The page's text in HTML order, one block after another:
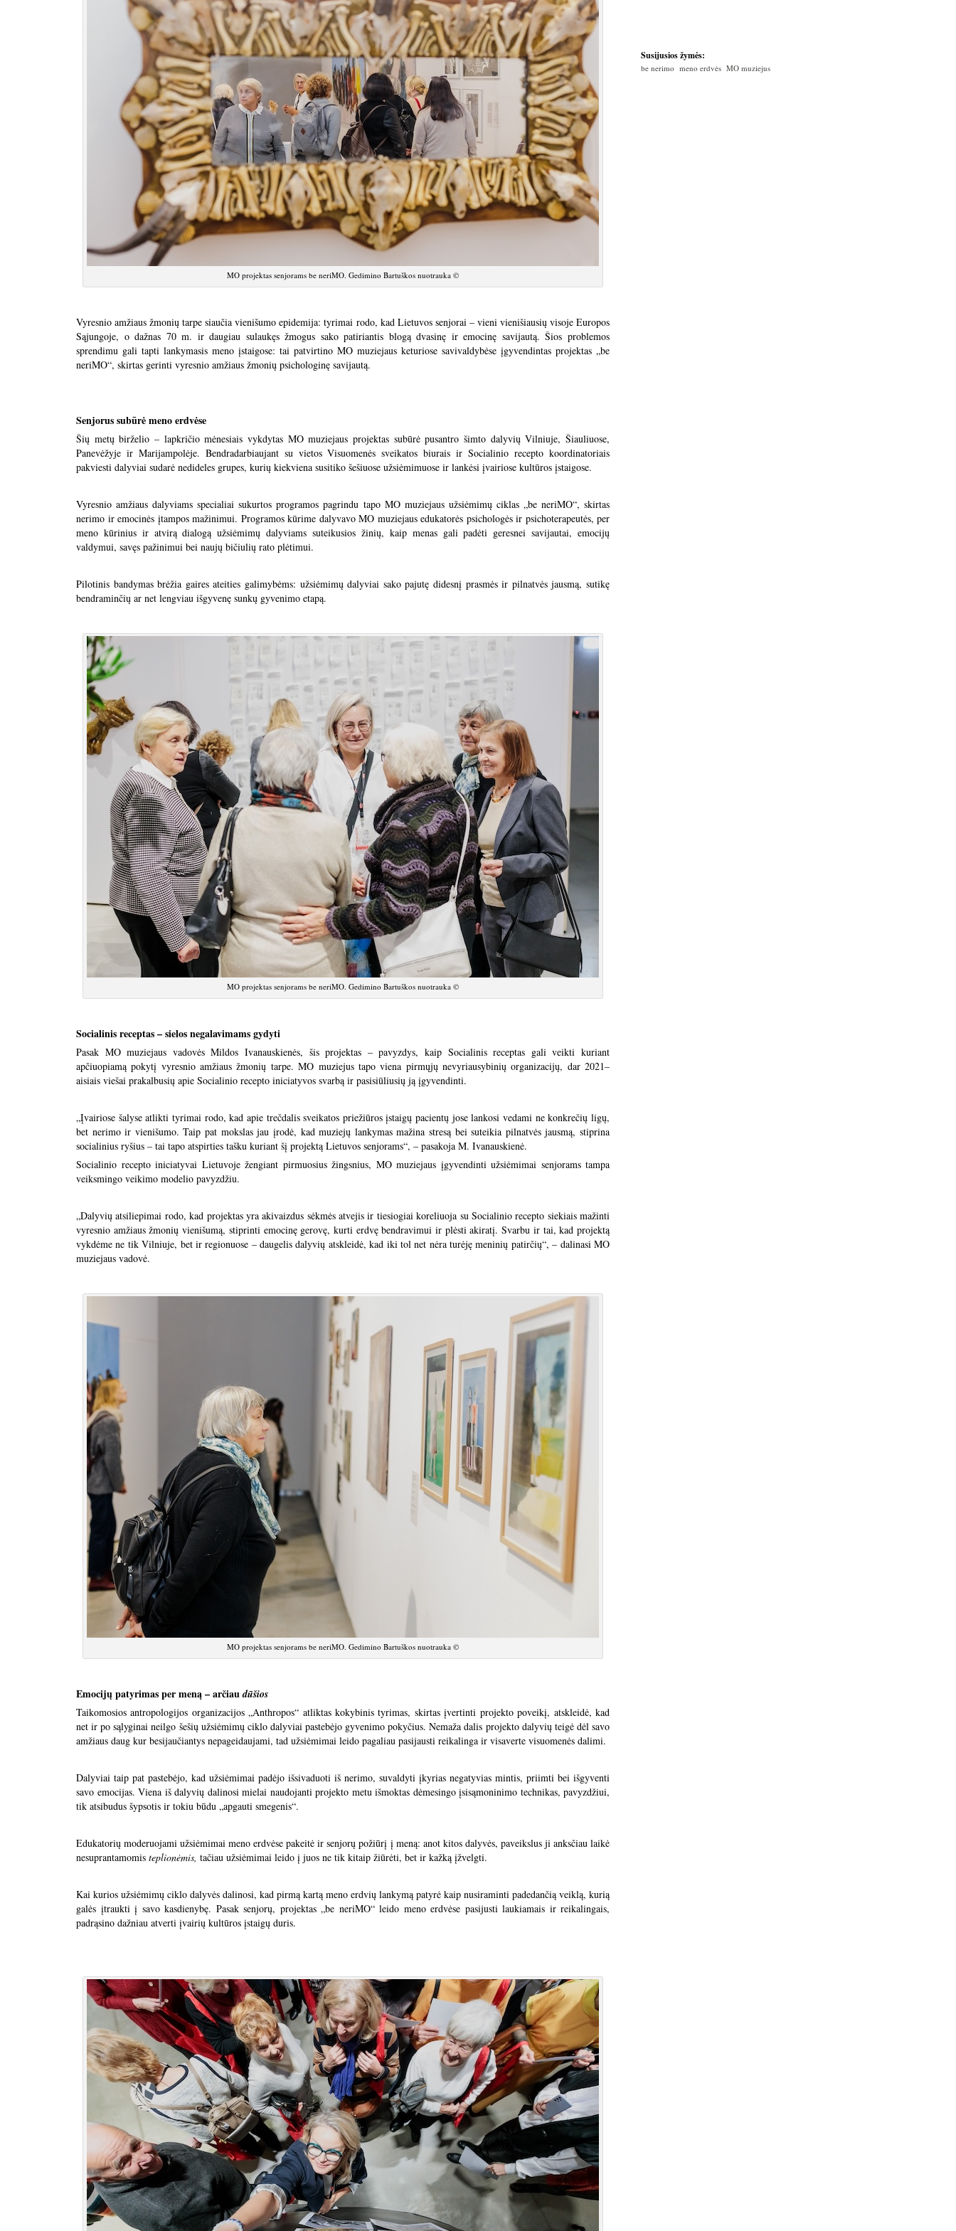
MO projektas senjorams be neriMO. Gedimino Bartuškos nuotrauka ©
Vyresnio amžiaus žmonių tarpe siaučia vienišumo epidemija: tyrimai rodo, kad Lietuvos senjorai – vieni vienišiausių visoje Europos
Sąjungoje, o dažnas 70 m. ir daugiau sulaukęs žmogus sako patiriantis blogą dvasinę ir emocinę savijautą. Šios problemos
sprendimu gali tapti lankymasis meno įstaigose: tai patvirtino MO muziejaus keturiose savivaldybėse įgyvendintas projektas „be
neriMO“, skirtas gerinti vyresnio amžiaus žmonių psichologinę savijautą.
Senjorus subūrė meno erdvėse
Šių metų birželio – lapkričio mėnesiais vykdytas MO muziejaus projektas subūrė pusantro šimto dalyvių Vilniuje, Šiauliuose,
Panevėžyje ir Marijampolėje. Bendradarbiaujant su vietos Visuomenės sveikatos biurais ir Socialinio recepto koordinatoriais
pakviesti dalyviai sudarė nedideles grupes, kurių kiekviena susitiko šešiuose užsiėmimuose ir lankėsi įvairiose kultūros įstaigose.
Vyresnio amžiaus dalyviams specialiai sukurtos programos pagrindu tapo MO muziejaus užsiėmimų ciklas „be neriMO“, skirtas
nerimo ir emocinės įtampos mažinimui. Programos kūrime dalyvavo MO muziejaus edukatorės psichologės ir psichoterapeutės, per
meno kūrinius ir atvirą dialogą užsiėmimų dalyviams suteikusios žinių, kaip menas gali padėti geresnei savijautai, emocijų
valdymui, savęs pažinimui bei naujų bičiulių rato plėtimui.
Pilotinis bandymas brėžia gaires ateities galimybėms: užsiėmimų dalyviai sako pajutę didesnį prasmės ir pilnatvės jausmą, sutikę
bendraminčių ar net lengviau išgyvenę sunkų gyvenimo etapą.
MO projektas senjorams be neriMO. Gedimino Bartuškos nuotrauka ©
Socialinis receptas – sielos negalavimams gydyti
Pasak MO muziejaus vadovės Mildos Ivanauskienės, šis projektas – pavyzdys, kaip Socialinis receptas gali veikti kuriant
apčiuopiamą pokytį vyresnio amžiaus žmonių tarpe. MO muziejus tapo viena pirmųjų nevyriausybinių organizacijų, dar 2021–
aisiais viešai prakalbusių apie Socialinio recepto iniciatyvos svarbą ir pasisiūliusių ją įgyvendinti.
„Įvairiose šalyse atlikti tyrimai rodo, kad apie trečdalis sveikatos priežiūros įstaigų pacientų jose lankosi vedami ne konkrečių ligų,
bet nerimo ir vienišumo. Taip pat mokslas jau įrodė, kad muziejų lankymas mažina stresą bei suteikia pilnatvės jausmą, stiprina
socialinius ryšius – tai tapo atspirties tašku kuriant šį projektą Lietuvos senjorams“, – pasakoja M. Ivanauskienė.
Socialinio recepto iniciatyvai Lietuvoje žengiant pirmuosius žingsnius, MO muziejaus įgyvendinti užsiėmimai senjorams tampa
veiksmingo veikimo modelio pavyzdžiu.
„Dalyvių atsiliepimai rodo, kad projektas yra akivaizdus sėkmės atvejis ir tiesiogiai koreliuoja su Socialinio recepto siekiais mažinti
vyresnio amžiaus žmonių vienišumą, stiprinti emocinę gerovę, kurti erdvę bendravimui ir plėsti akiratį. Svarbu ir tai, kad projektą
vykdėme ne tik Vilniuje, bet ir regionuose – daugelis dalyvių atskleidė, kad iki tol net nėra turėję meninių patirčių“, – dalinasi MO
muziejaus vadovė.
MO projektas senjorams be neriMO. Gedimino Bartuškos nuotrauka ©
Emocijų patyrimas per meną – arčiaudūšios
Taikomosios antropologijos organizacijos „Anthropos“ atliktas kokybinis tyrimas, skirtas įvertinti projekto poveikį, atskleidė, kad
net ir po sąlyginai neilgo šešių užsiėmimų ciklo dalyviai pastebėjo gyvenimo pokyčius. Nemaža dalis projekto dalyvių teigė dėl savo
amžiaus daug kur besijaučiantys nepageidaujami, tad užsiėmimai leido pagaliau pasijausti reikalinga ir visaverte visuomenės dalimi.
Dalyviai taip pat pastebėjo, kad užsiėmimai padėjo išsivaduoti iš nerimo, suvaldyti įkyrias negatyvias mintis, priimti bei išgyventi
savo emocijas. Viena iš dalyvių dalinosi mielai naudojanti projekto metu išmoktas dėmesingo įsisąmoninimo technikas, pavyzdžiui,
tik atsibudus šypsotis ir tokiu būdu „apgauti smegenis“.
Edukatorių moderuojami užsiėmimai meno erdvėse pakeitė ir senjorų požiūrį į meną: anot kitos dalyvės, paveikslus ji anksčiau laikė
nesuprantamomis teplionėmis, tačiau užsiėmimai leido į juos ne tik kitaip žiūrėti, bet ir kažką įžvelgti.
Kai kurios užsiėmimų ciklo dalyvės dalinosi, kad pirmą kartą meno erdvių lankymą patyrė kaip nusiraminti padedančią veiklą, kurią
galės įtraukti į savo kasdienybę. Pasak senjorų, projektas „be neriMO“ leido meno erdvėse pasijusti laukiamais ir reikalingais,
padrąsino dažniau atverti įvairių kultūros įstaigų duris.
Susijusios žymės:
be nerimo meno erdvės MO muziejus